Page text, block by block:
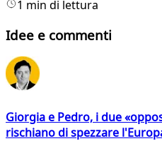
1 min di lettura
Idee e commenti
Giorgia e Pedro, i due
rischiano di spezzare